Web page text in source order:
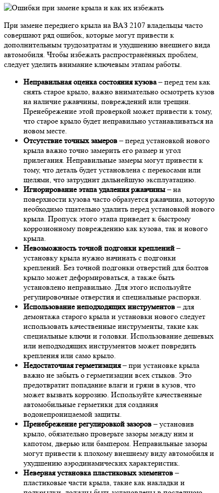
При замене переднего крыла на ВАЗ 2107 владельцы часто
совершают ряд ошибок, которые могут привести к
дополнительным трудозатратам и ухудшению внешнего вида
автомобиля. Чтобы избежать распространённых проблем,
следует уделить внимание ключевым этапам работы.
Неправильная оценка состояния кузова– перед тем как
снять старое крыло, важно внимательно осмотреть кузов
на наличие ржавчины, повреждений или трещин.
Пренебрежение этой проверкой может привести к тому,
что старое крыло будет неправильно устанавливаться на
новом месте.
Отсутствие точных замеров– перед установкой нового
крыла важно точно замерить его размер и угол
прилегания. Неправильные замеры могут привести к
тому, что деталь будет установлена с перекосами или
щелями, что затруднит дальнейшую эксплуатацию.
Игнорирование этапа удаления ржавчины– на
поверхности кузова часто образуется ржавчина, которую
необходимо тщательно удалить перед установкой нового
крыла. Пропуск этого этапа приведет к быстрому
коррозионному повреждению как кузова, так и нового
крыла.
Невозможность точной подгонки креплений–
установку крыла нужно начинать с подгонки
креплений. Без точной подгонки отверстий для болтов
крыло может деформироваться, а также быть
установлено неправильно. Для этого используйте
регулировочные отверстия и специальные распорки.
Использование неподходящих инструментов– для
демонтажа старого крыла и установки нового следует
использовать качественные инструменты, такие как
специальные ключи и головки. Использование дешевых
или неподходящих инструментов может повредить
крепления или само крыло.
Недостаточная герметизация– при установке крыла
важно не забыть о герметизации всех стыков. Это
предотвратит попадание влаги и грязи в кузов, что
может вызвать коррозию. Используйте качественные
автомобильные герметики для создания
водонепроницаемой защиты.
Пренебрежение регулировкой зазоров– установив
крыло, обязательно проверьте зазоры между ним и
капотом, дверью или бампером. Неправильные зазоры
могут привести к плохому внешнему виду автомобиля и
ухудшению аэродинамических характеристик.
Неверная установка пластиковых элементов–
пластиковые части крыла, такие как накладки и